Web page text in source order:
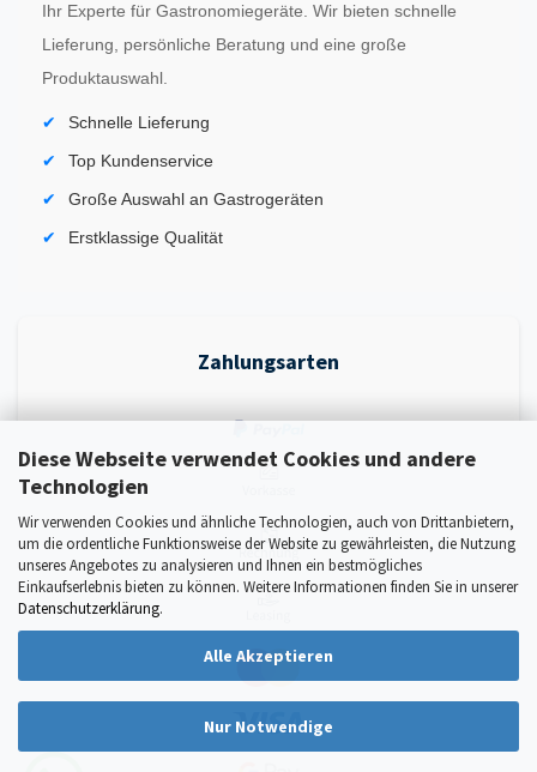
Diese Webseite verwendet Cookies und andere
Technologien
Wir verwenden Cookies und ähnliche Technologien, auch von Drittanbietern,
um die ordentliche Funktionsweise der Website zu gewährleisten, die Nutzung
unseres Angebotes zu analysieren und Ihnen ein bestmögliches
Einkaufserlebnis bieten zu können. Weitere Informationen finden Sie in unserer
Datenschutzerklärung.
Alle Akzeptieren
Nur Notwendige
Ihr Experte für Gastronomiegeräte. Wir bieten schnelle
Lieferung, persönliche Beratung und eine große
Produktauswahl.
Schnelle Lieferung
Top Kundenservice
Große Auswahl an Gastrogeräten
Erstklassige Qualität
Zahlungsarten